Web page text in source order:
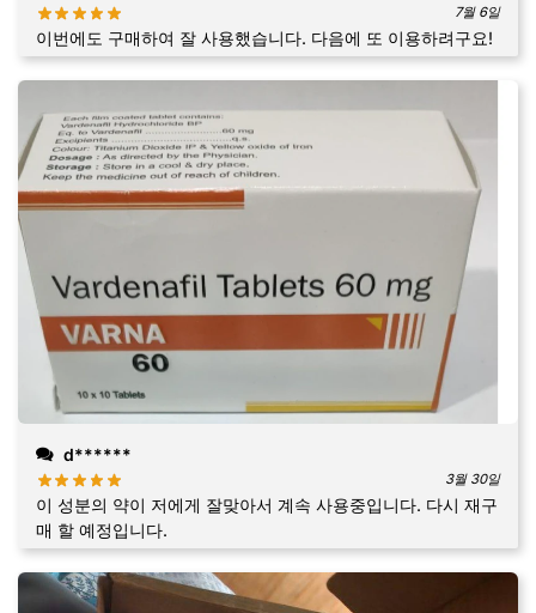
7월 6일
이번에도 구매하여 잘 사용했습니다. 다음에 또 이용하려구요!
d******
3월 30일
이 성분의 약이 저에게 잘맞아서 계속 사용중입니다. 다시 재구
매 할 예정입니다.